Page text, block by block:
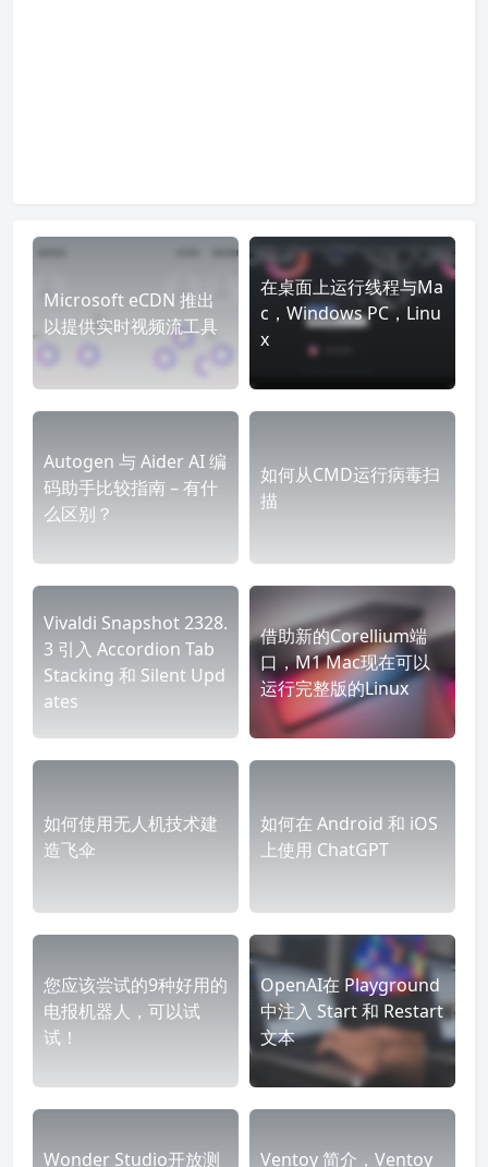
Microsoft eCDN 推出
以提供实时视频流工具
在桌面上运行线程与Ma
c，Windows PC，Linu
x
Autogen 与 Aider AI 编
码助手比较指南 – 有什
么区别？
如何从CMD运行病毒扫
描
Vivaldi Snapshot 2328.
3 引入 Accordion Tab
Stacking 和 Silent Upd
ates
借助新的Corellium端
口，M1 Mac现在可以
运行完整版的Linux
如何使用无人机技术建
造飞伞
如何在 Android 和 iOS
上使用 ChatGPT
您应该尝试的9种好用的
电报机器人，可以试
试！
OpenAI在 Playground
中注入 Start 和 Restart
文本
Wonder Studio开放测 Ventoy 简介，Ventoy